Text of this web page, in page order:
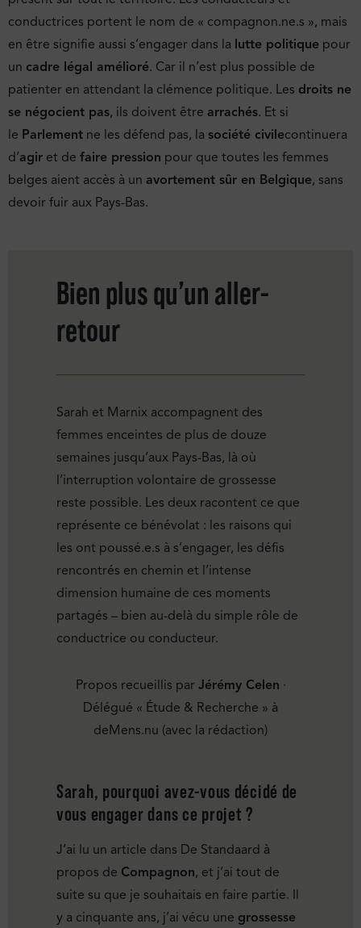
conductrices portent le nom de « compagnon.ne.s », mais
en être signifie aussi s’engager dans la lutte politique pour
un cadre légal amélioré. Car il n’est plus possible de
patienter en attendant la clémence politique. Les droits ne
se négocient pas, ils doivent être arrachés. Et si
le Parlement ne les défend pas, la société civilecontinuera
d’agir et de faire pression pour que toutes les femmes
belges aient accès à un avortement sûr en Belgique, sans
devoir fuir aux Pays-Bas.
Bien plus qu’un aller-
retour
Sarah et Marnix accompagnent des
femmes enceintes de plus de douze
semaines jusqu’aux Pays-Bas, là où
l’interruption volontaire de grossesse
reste possible. Les deux racontent ce que
représente ce bénévolat : les raisons qui
les ont poussé.e.s à s’engager, les défis
rencontrés en chemin et l’intense
dimension humaine de ces moments
partagés – bien au-delà du simple rôle de
conductrice ou conducteur.
Propos recueillis par Jérémy Celen ·
Délégué « Étude & Recherche » à
deMens.nu (avec la rédaction)
Sarah, pourquoi avez-vous décidé de
vous engager dans ce projet ?
J’ai lu un article dans De Standaard à
propos de Compagnon, et j’ai tout de
suite su que je souhaitais en faire partie. Il
y a cinquante ans, j’ai vécu une grossesse